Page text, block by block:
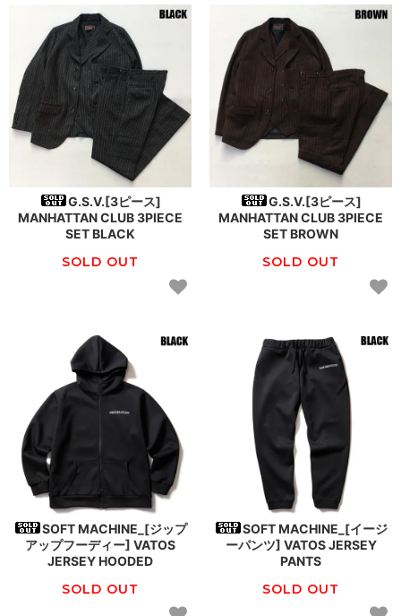
G.S.V.[3ピース]
MANHATTAN CLUB 3PIECE
SET BLACK
SOLD OUT
G.S.V.[3ピース]
MANHATTAN CLUB 3PIECE
SET BROWN
SOLD OUT
SOFT MACHINE_[ジップ
アップフーディー] VATOS
JERSEY HOODED
SOLD OUT
SOFT MACHINE_[イージ
ーパンツ] VATOS JERSEY
PANTS
SOLD OUT